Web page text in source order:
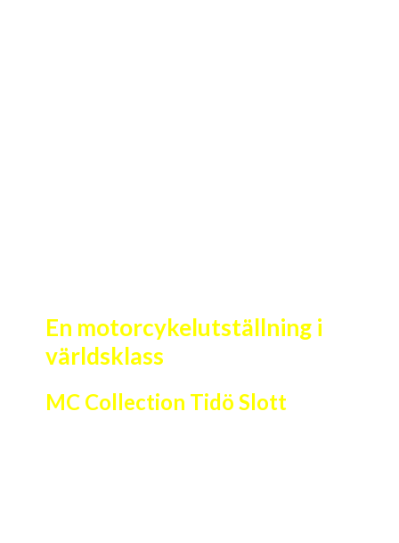
En motorcykelutställning i
världsklass
MC Collection Tidö Slott